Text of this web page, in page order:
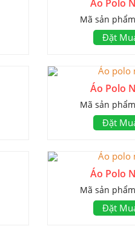
Áo Polo
Mã sản
Đặt
Áo Polo
Mã sản
Đặt
Áo Polo
Mã sản
Đặt